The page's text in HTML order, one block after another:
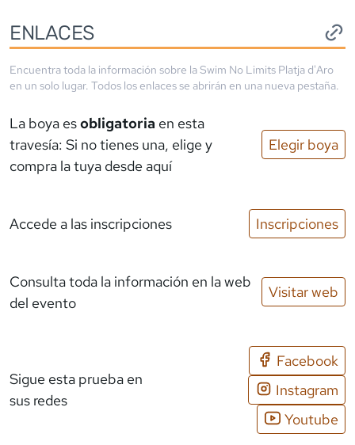
ENLACES
Encuentra toda la información sobre laSwim No Limits Platja d'Aro
en un solo lugar. Todos los enlaces se abrirán en una nueva pestaña.
La boya esobligatoria en esta
travesía: Si no tienes una, elige y
compra la tuya desde aquí
Elegir boya
Accede a las inscripciones Inscripciones
Consulta toda la información en la web
del evento
Visitar web
Sigue esta prueba en
sus redes
Facebook
Instagram
Youtube